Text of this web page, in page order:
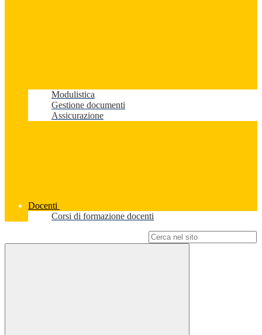
Modulistica
Gestione documenti
Assicurazione
Docenti
Corsi di formazione docenti